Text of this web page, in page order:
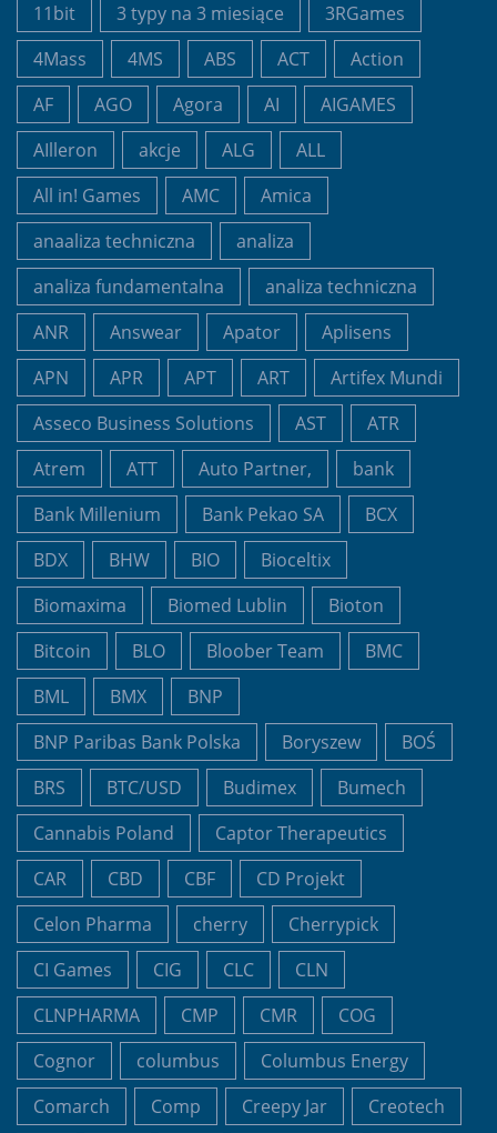
11bit
3 typy na 3 miesiące
3RGames
4Mass
4MS ABS ACT
Action
AF
AGO Agora AI
AIGAMES
AIlleron
akcje ALG
ALL
All in! Games
AMC
Amica
anaaliza techniczna
analiza
analiza fundamentalna
analiza techniczna
ANR
Answear Apator
Aplisens
APN
APR APT ART
Artifex Mundi
Asseco Business Solutions
AST
ATR
Atrem
ATT Auto Partner,
bank
Bank Millenium
Bank Pekao SA
BCX
BDX
BHW BIO
Bioceltix
Biomaxima
Biomed Lublin
Bioton
Bitcoin
BLO Bloober Team
BMC
BML
BMX
BNP
BNP Paribas Bank Polska
Boryszew
BOŚ
BRS
BTC/USD Budimex
Bumech
Cannabis Poland
Captor Therapeutics
CAR
CBD CBF
CD Projekt
Celon Pharma
cherry
Cherrypick
CI Games
CIG CLC
CLN
CLNPHARMA
CMP CMR
COG
Cognor
columbus
Columbus Energy
Comarch
Comp Creepy Jar
Creotech